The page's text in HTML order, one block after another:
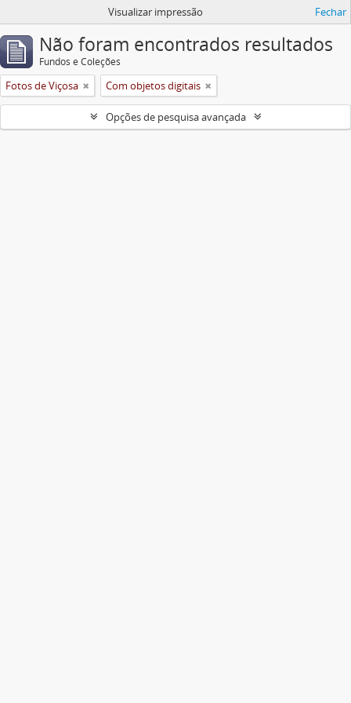
Visualizar impressão Fechar
Não foram encontrados resultados
Fundos e Coleções
Fotos de Viçosa Com objetos digitais
Opções de pesquisa avançada